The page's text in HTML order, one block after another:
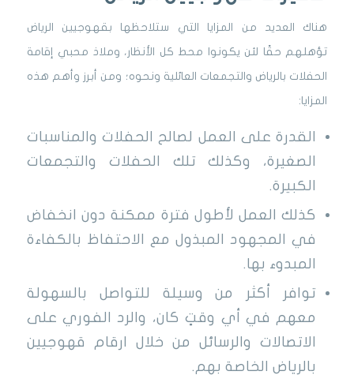
هناك العديد من المزايا التي ستلاحظها بقهوجيين الرياض
تؤهلهم حقًا لئن يكونوا محط كل الأنظار، وملاذ محبي إقامة
الحفلات بالرياض والتجمعات العائلية ونحوه؛ ومن أبرز وأهم هذه
المزايا:
القدرة على العمل لصالح الحفلات والمناسبات
الصغيرة، وكذلك تلك الحفلات والتجمعات
الكبيرة.
كذلك العمل لأطول فترة ممكنة دون انخفاض
في المجهود المبذول مع الاحتفاظ بالكفاءة
المبدوء بها.
توافر أكثر من وسيلة للتواصل بالسهولة
معهم في أي وقتٍ كان، والرد الفوري على
الاتصالات والرسائل من خلال ارقام قهوجيين
بالرياض الخاصة بهم.